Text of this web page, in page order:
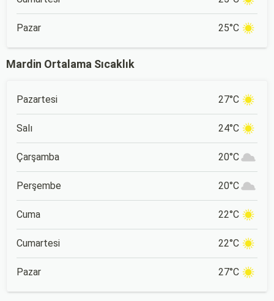
Pazar 25°C
Mardin Ortalama Sıcaklık
Pazartesi 27°C
Salı 24°C
Çarşamba 20°C
Perşembe 20°C
Cuma 22°C
Cumartesi 22°C
Pazar 27°C